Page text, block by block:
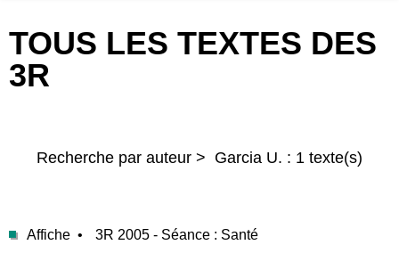
TOUS LES TEXTES DES
3R
Recherche par auteur > Garcia U. : 1 texte(s)
Affiche • 3R 2005 - Séance : Santé